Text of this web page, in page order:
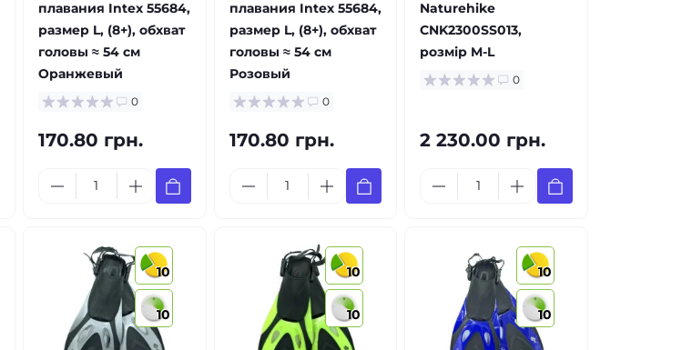
плавания Intex 55684,
размер L, (8+), обхват
головы ≈ 54 см
Оранжевый
0
170.80 грн.
плавания Intex 55684,
размер L, (8+), обхват
головы ≈ 54 см
Розовый
0
170.80 грн.
Naturehike
CNK2300SS013,
розмір M-L
0
2 230.00 грн.
10
10
10
10
10
10